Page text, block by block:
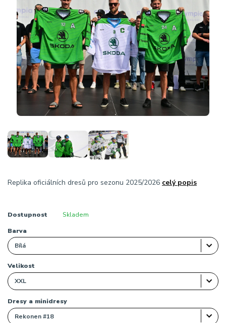
Replika oficiálních dresů pro sezonu 2025/2026 celý popis
Dostupnost Skladem
Barva
Velikost
Dresy a minidresy